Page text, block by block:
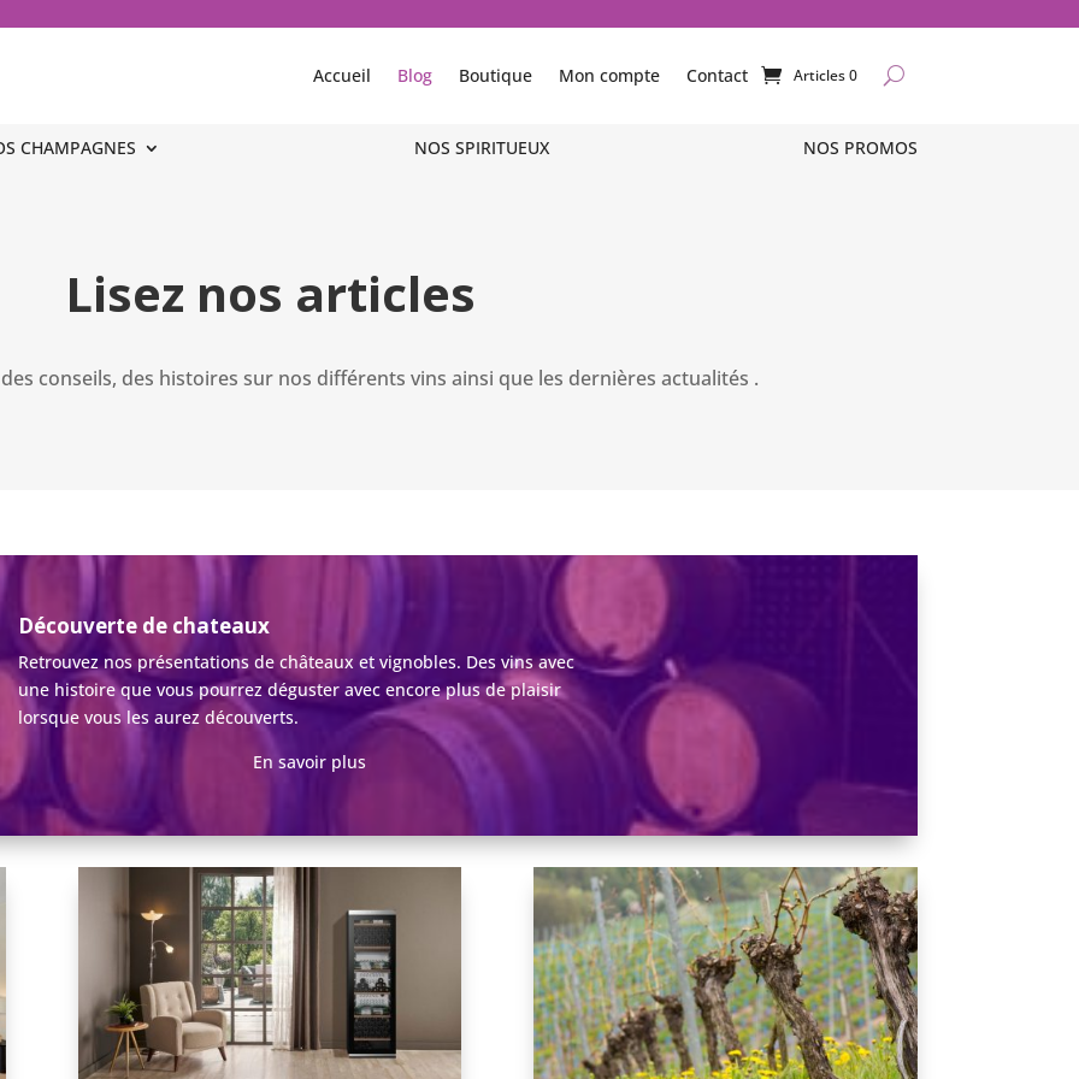
Accueil Blog Boutique Mon compte Contact Articles 0
CHAMPAGNES NOS SPIRITUEUX NOS PROMOS
CHAMPAGNES NOS SPIRITUEUX NOS PROMOS
Lisez nos articles
conseils, des histoires sur nos différents vins ainsi que les dernières actualités .
Découverte de chateaux
Retrouvez nos présentations de châteaux et vignobles. Des vins avec
une histoire que vous pourrez déguster avec encore plus de plaisir
lorsque vous les aurez découverts.
En savoir plus